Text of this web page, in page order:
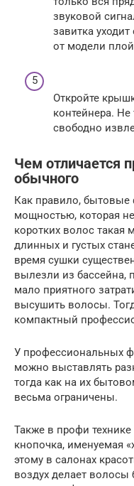
звуковой
завитка
от модели
Откройте
контейнера.
свободно
Чем отличается
обычного
Как правило,
мощностью, которая
коротких волос такая
длинных и густых
время сушки
вылезли из бассейна,
мало приятного
высушить волосы.
компактный
У профессиональных
можно выставлять
тогда как на их
весьма ограничены.
Также в профи технике
кнопочка, именуемая
этому в салонах
воздух делает